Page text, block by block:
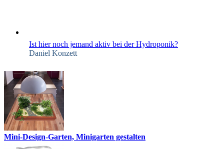
Ist hier noch jemand aktiv bei der Hydroponik?
Daniel Konzett
Mini-Design-Garten, Minigarten gestalten